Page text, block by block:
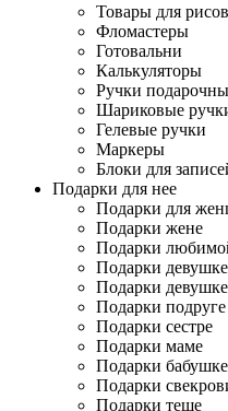
Товары для
Фломастеры
Готовальни
Калькуляторы
Ручки
Шариковые
Гелевые ручки
Маркеры
Блоки для
Подарки для нее
Подарки для
Подарки жене
Подарки
Подарки девушке
Подарки девушке
Подарки подруге
Подарки сестре
Подарки маме
Подарки бабушке
Подарки
Подарки теще